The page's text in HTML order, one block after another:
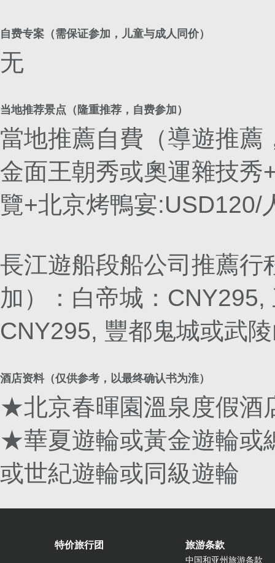
自费专案（需保证参加，儿童与成人同价）
无
当地推荐景点（隆重推荐，自费参加）
當地推薦自費（導遊推薦
金面王朝秀或奧運雜技
覽+北京烤鴨宴:USD120/
長江遊船段船公司推薦行
加）：白帝城：
CNY295, 豐都鬼城或武
酒店资料（仅供参考，以最终确认书为淮）
★北京春暉園溫泉度假酒
★華夏遊輪或黃金遊輪或
或世紀遊輪或同級遊輪
特价旅行团 旅游条款
中国和亚州旅游条款